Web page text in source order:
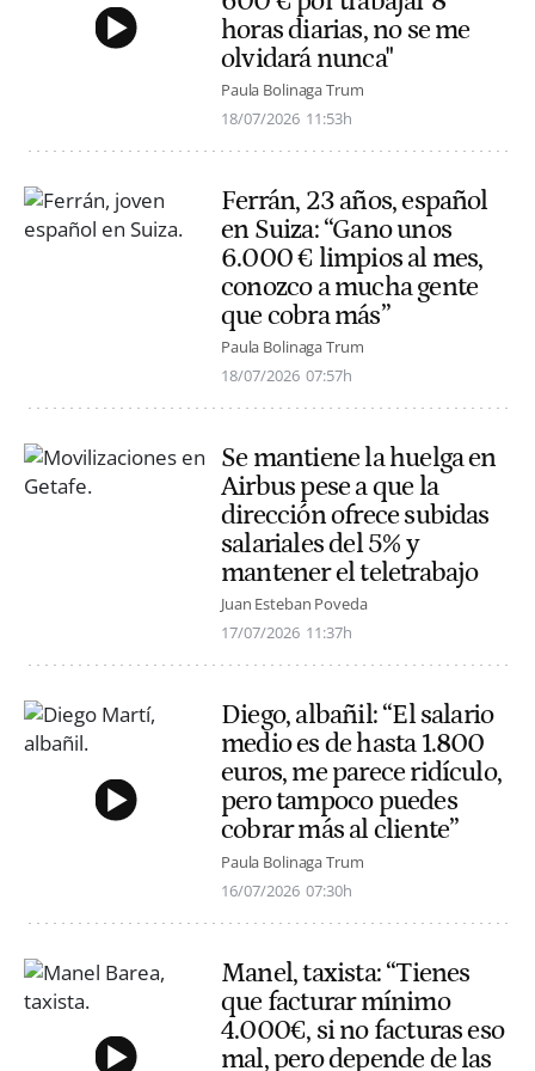
horas diarias, no se me
olvidará nunca"
Paula Bolinaga Trum
18/07/2026 11:53h
Ferrán, 23 años, español
en Suiza: “Gano unos
6.000 € limpios al mes,
conozco a mucha gente
que cobra más”
Paula Bolinaga Trum
18/07/2026 07:57h
Se mantiene la huelga en
Airbus pese a que la
dirección ofrece subidas
salariales del 5% y
mantener el teletrabajo
Juan Esteban Poveda
17/07/2026 11:37h
Diego, albañil: “El salario
medio es de hasta 1.800
euros, me parece ridículo,
pero tampoco puedes
cobrar más al cliente”
Paula Bolinaga Trum
16/07/2026 07:30h
Manel, taxista: “Tienes
que facturar mínimo
4.000€, si no facturas eso
mal, pero depende de las